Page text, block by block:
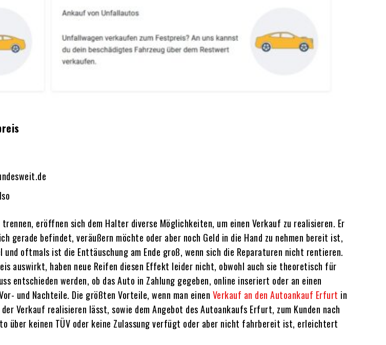
eröffnen sich dem Halter diverse Möglichkeiten, um einen Verkauf zu realisieren. Er
gerade befindet, veräußern möchte oder aber noch Geld in die Hand zu nehmen bereit ist,
und oftmals ist die Enttäuschung am Ende groß, wenn sich die Reparaturen nicht rentieren.
auswirkt, haben neue Reifen diesen Effekt leider nicht, obwohl auch sie theoretisch für
entschieden werden, ob das Auto in Zahlung gegeben, online inseriert oder an einen
und Nachteile. Die größten Vorteile, wenn man einen Verkauf an den Autoankauf Erfurt in
Verkauf realisieren lässt, sowie dem Angebot des Autoankaufs Erfurt, zum Kunden nach
über keinen TÜV oder keine Zulassung verfügt oder aber nicht fahrbereit ist, erleichtert